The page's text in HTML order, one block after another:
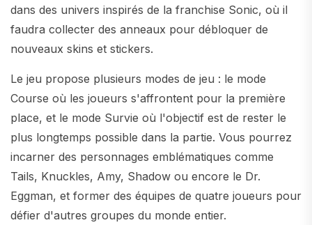
dans des univers inspirés de la franchise Sonic, où il
faudra collecter des anneaux pour débloquer de
nouveaux skins et stickers.
Le jeu propose plusieurs modes de jeu : le mode
Course où les joueurs s'affrontent pour la première
place, et le mode Survie où l'objectif est de rester le
plus longtemps possible dans la partie. Vous pourrez
incarner des personnages emblématiques comme
Tails, Knuckles, Amy, Shadow ou encore le Dr.
Eggman, et former des équipes de quatre joueurs pour
défier d'autres groupes du monde entier.